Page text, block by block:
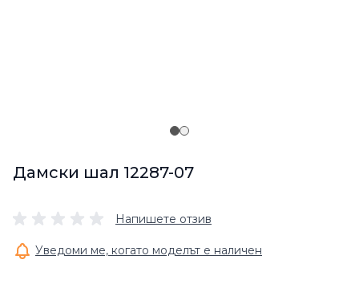
Дамски шал 12287-07
Напишете отзив
Уведоми ме, когато моделът е наличен